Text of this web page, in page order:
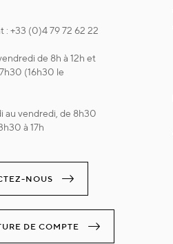
: +33 (0)4 79 72 62 22
de 8h à 12h et
(16h30 le
au vendredi, de 8h30
à 17h
NOUS
DE COMPTE